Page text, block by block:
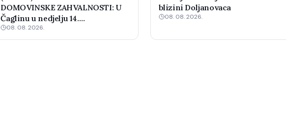
DOMOVINSKE ZAHVALNOSTI: U
Čaglinu u nedjelju 14.
međunarodni šahovski turnir
08. 08. 2026.
blizini Doljanovaca
08. 08. 2026.